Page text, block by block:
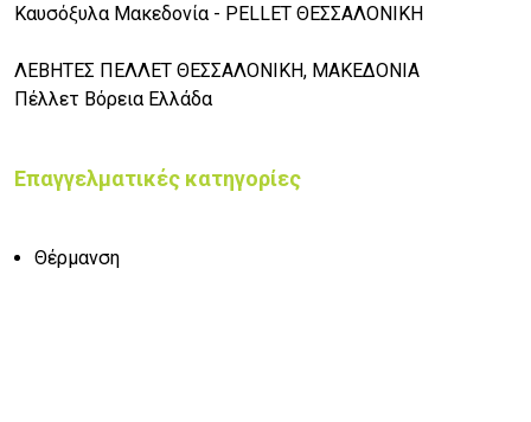
Καυσόξυλα Μακεδονία - PELLET ΘΕΣΣΑΛΟΝΙΚΗ
ΛΕΒΗΤΕΣ ΠΕΛΛΕΤ ΘΕΣΣΑΛΟΝΙΚΗ, ΜΑΚΕΔΟΝΙΑ
Πέλλετ Βόρεια Ελλάδα
Επαγγελματικές κατηγορίες
Θέρμανση